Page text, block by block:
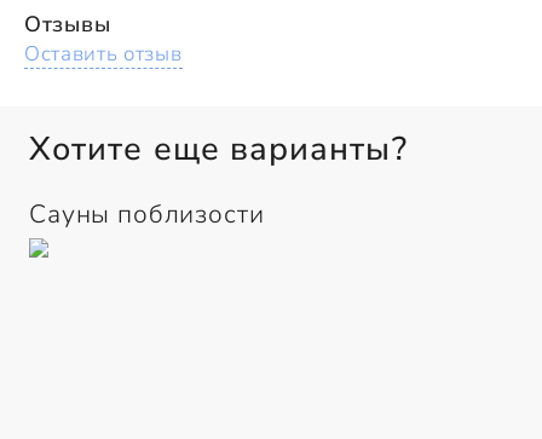
Отзывы
Оставить отзыв
Хотите еще варианты?
Сауны поблизости